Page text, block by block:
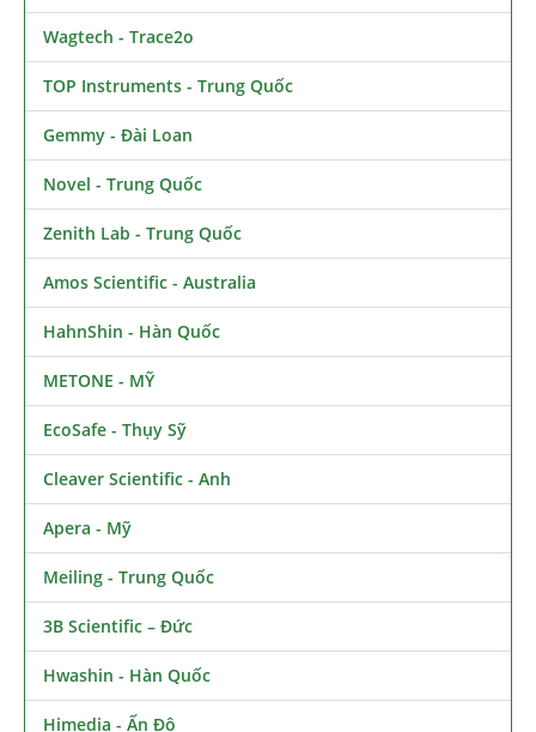
Wagtech - Trace2o
TOP Instruments - Trung Quốc
Gemmy - Đài Loan
Novel - Trung Quốc
Zenith Lab - Trung Quốc
Amos Scientific - Australia
HahnShin - Hàn Quốc
METONE - MỸ
EcoSafe - Thụy Sỹ
Cleaver Scientific - Anh
Apera - Mỹ
Meiling - Trung Quốc
3B Scientific – Đức
Hwashin - Hàn Quốc
Himedia - Ấn Độ